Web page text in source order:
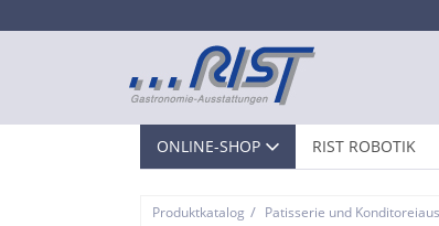
ONLINE-SHOP RIST ROBOTIK
Produktkatalog / Patisserie und